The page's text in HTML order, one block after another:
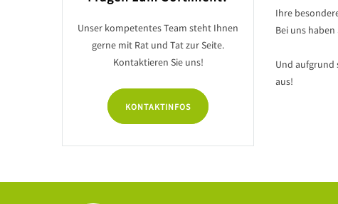
Unser kompetentes Team steht Ihnen
gerne mit Rat und Tat zur Seite.
Kontaktieren Sie uns!
KONTAKTINFOS
Ihre
Bei uns
Und aufgrund
aus!